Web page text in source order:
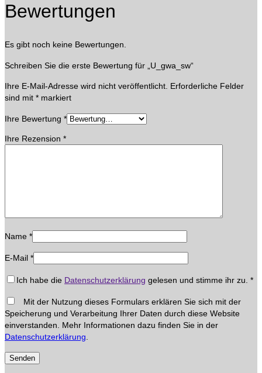
Bewertungen
Es gibt noch keine Bewertungen.
Schreiben Sie die erste Bewertung für „U_gwa_sw“
Ihre E-Mail-Adresse wird nicht veröffentlicht. Erforderliche Felder
sind mit * markiert
Ihre Bewertung *
Ihre Rezension *
Name *
E-Mail *
Ich habe die Datenschutzerklärung gelesen und stimme ihr zu. *
Mit der Nutzung dieses Formulars erklären Sie sich mit der
Speicherung und Verarbeitung Ihrer Daten durch diese Website
einverstanden. Mehr Informationen dazu finden Sie in der
Datenschutzerklärung